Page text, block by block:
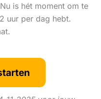
is hét moment om te
uur per dag hebt.